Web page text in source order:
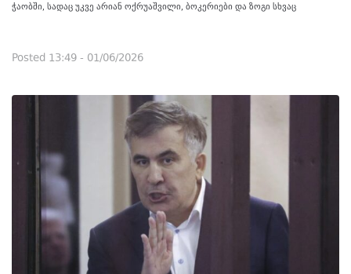
ჭაობში, სადაც უკვე არიან ოქრუაშვილი, ბოკერიები და ზოგი სხვაც
Posted 13:49 - 01/06/2026